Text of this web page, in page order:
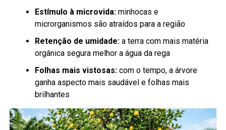
Estímulo à microvida:minhocas e
microrganismos são atraídos para a região
Retenção de umidade:a terra com mais matéria
orgânica segura melhor a água da rega
Folhas mais vistosas:com o tempo, a árvore
ganha aspecto mais saudável e folhas mais
brilhantes